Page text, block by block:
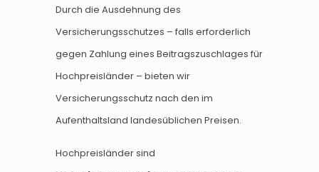
Durch die Ausdehnung des
Versicherungsschutzes – falls erforderlich
gegen Zahlung eines Beitragszuschlages für
Hochpreisländer – bieten wir
Versicherungsschutz nach den im
Aufenthaltsland landesüblichen Preisen.
Hochpreisländer sind